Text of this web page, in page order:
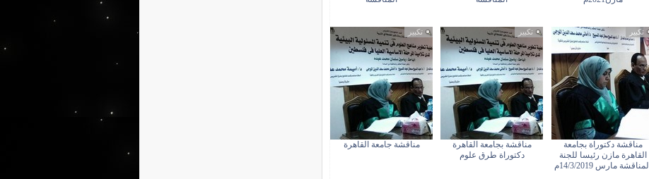
تكبير
مناقشة دكتوراة بجامعة
القاهرة مازن رئيسا للجنة
المناقشة مارس 14/3/2019م
تكبير
مناقشة بجامعة القاهرة
دكتوراة طرق علوم
تكبير
مناقشة جامعة القاهرة